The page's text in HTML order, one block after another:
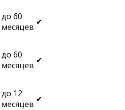
до 60
месяцев ✔
до 60
месяцев ✔
до 12
месяцев ✔